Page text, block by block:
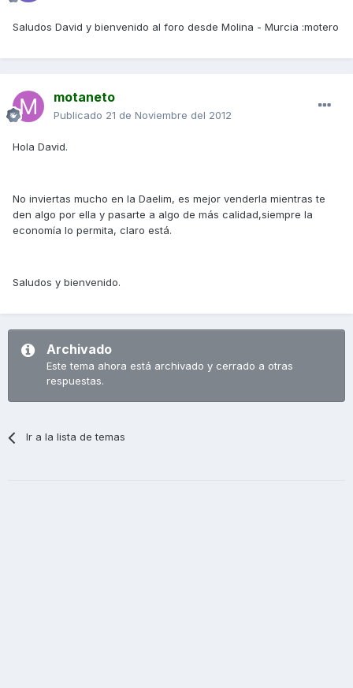
Saludos David y bienvenido al foro desde Molina - Murcia :motero
motaneto
Publicado 21 de Noviembre del 2012
Hola David.
No inviertas mucho en la Daelim, es mejor venderla mientras te
den algo por ella y pasarte a algo de más calidad,siempre la
economía lo permita, claro está.
Saludos y bienvenido.
Archivado
Este tema ahora está archivado y cerrado a otras
respuestas.
Ir a la lista de temas